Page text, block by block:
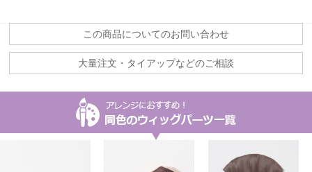
この商品についてのお問い合わせ
大量注文・タイアップなどのご相談